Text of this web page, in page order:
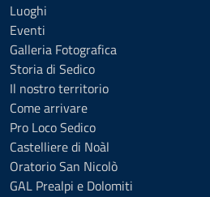
Luoghi
Eventi
Galleria Fotografica
Storia di Sedico
Il nostro territorio
Come arrivare
Pro Loco Sedico
Castelliere di Noàl
Oratorio San Nicolò
GAL Prealpi e Dolomiti